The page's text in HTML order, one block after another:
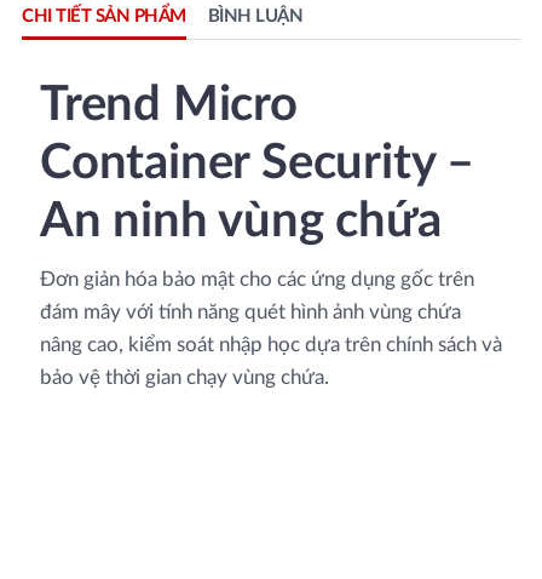
CHI TIẾT SẢN PHẨM BÌNH LUẬN
Trend Micro
Container Security –
An ninh vùng chứa
Đơn giản hóa bảo mật cho các ứng dụng gốc trên
đám mây với tính năng quét hình ảnh vùng chứa
nâng cao, kiểm soát nhập học dựa trên chính sách và
bảo vệ thời gian chạy vùng chứa.